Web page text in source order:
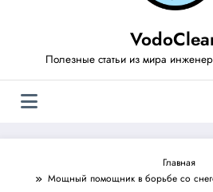
Полезные статьи из мира
Главная
Мощный помощник в борьбе со